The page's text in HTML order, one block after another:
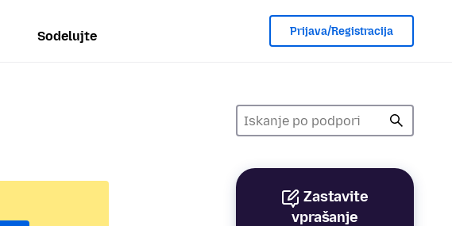
Sodelujte Prijava/Registracija
Zastavite
vprašanje